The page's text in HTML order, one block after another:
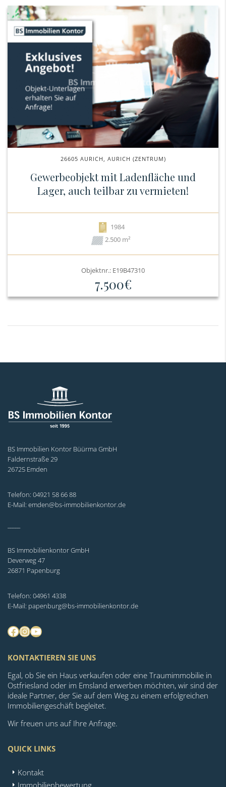
26605 AURICH, AURICH (ZENTRUM)
Gewerbeobjekt mit Ladenfläche und
Lager, auch teilbar zu vermieten!
1984
2.500 m²
Objektnr.: E19B47310
7.500€
BS Immobilien Kontor Büürma GmbH
Faldernstraße 29
26725 Emden
Telefon: 04921 58 66 88
E-Mail: emden@bs-immobilienkontor.de
BS Immobilienkontor GmbH
Deverweg 47
26871 Papenburg
Telefon: 04961 4338
E-Mail: papenburg@bs-immobilienkontor.de
Facebook
Instagram
YouTube
KONTAKTIEREN SIE UNS
Egal, ob Sie ein Haus verkaufen oder eine Traumimmobilie in
Ostfriesland oder im Emsland erwerben möchten, wir sind der
ideale Partner, der Sie auf dem Weg zu einem erfolgreichen
Immobiliengeschäft begleitet.
Wir freuen uns auf Ihre Anfrage.
QUICK LINKS
Kontakt